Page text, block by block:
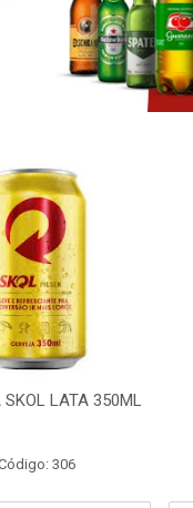
SKOL LATA 350ML
306